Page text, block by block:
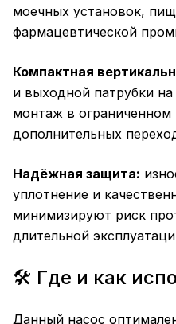
моечных установок,
фармацевтической
Компактная
и выходной патрубки
монтаж в ограниченном
дополнительных
Надёжная защита:
уплотнение и
минимизируют риск
длительной
🛠️ Где и как
Данный насос